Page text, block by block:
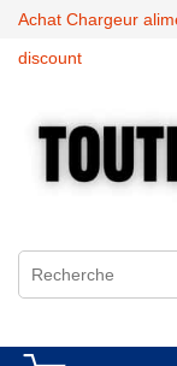
Achat Chargeur
discount